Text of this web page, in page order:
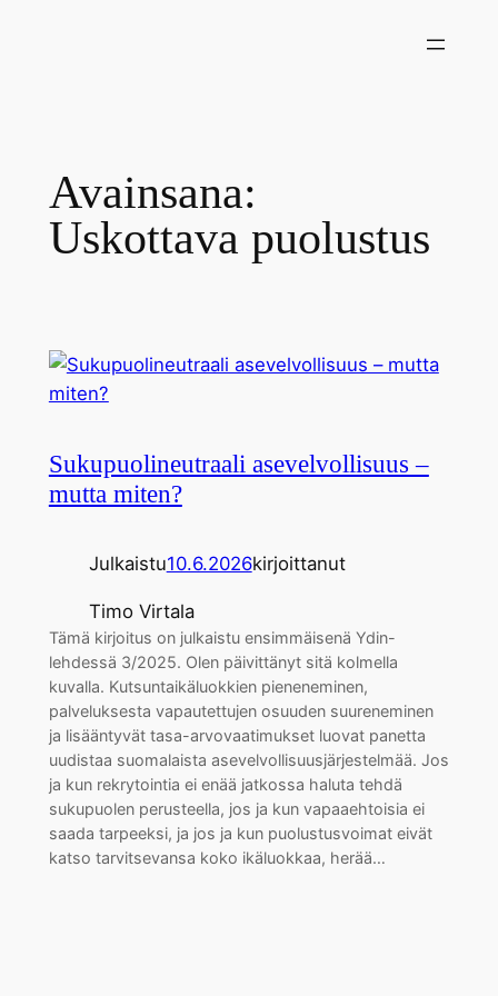
Avainsana:
Uskottava puolustus
Sukupuolineutraali asevelvollisuus –
mutta miten?
Julkaistu10.6.2026kirjoittanut
Timo Virtala
Tämä kirjoitus on julkaistu ensimmäisenä Ydin-
lehdessä 3/2025. Olen päivittänyt sitä kolmella
kuvalla. Kutsuntaikäluokkien pieneneminen,
palveluksesta vapautettujen osuuden suureneminen
ja lisääntyvät tasa-arvovaatimukset luovat panetta
uudistaa suomalaista asevelvollisuusjärjestelmää. Jos
ja kun rekrytointia ei enää jatkossa haluta tehdä
sukupuolen perusteella, jos ja kun vapaaehtoisia ei
saada tarpeeksi, ja jos ja kun puolustusvoimat eivät
katso tarvitsevansa koko ikäluokkaa, herää…